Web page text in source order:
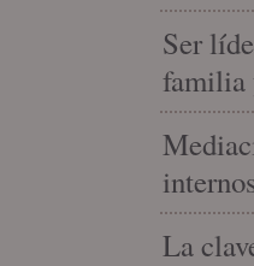
Ser
familia
La